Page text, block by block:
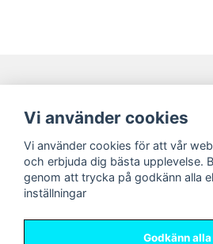
Navigering
Nyheter!
Förbeställning
Mitt
Logga
Glömt
Sociala medier
Vi använder cookies
Vi använder cookies för att vår
och erbjuda dig bästa upplevelse.
genom att trycka på godkänn alla
inställningar
Godkänn alla